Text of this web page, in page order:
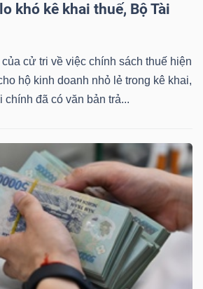
khó kê khai thuế, Bộ Tài
cử tri về việc chính sách thuế hiện
hộ kinh doanh nhỏ lẻ trong kê khai,
chính đã có văn bản trả...